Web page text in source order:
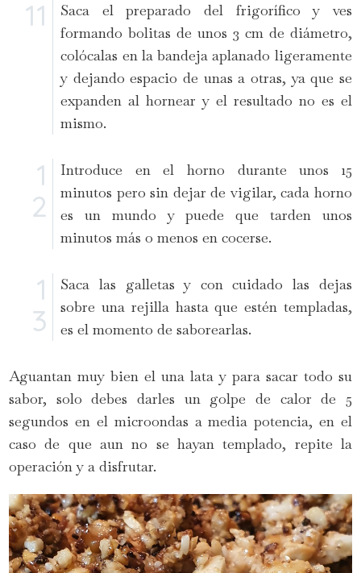
Saca el preparado del frigorífico y ves
formando bolitas de unos 3 cm de diámetro,
colócalas en la bandeja aplanado ligeramente
y dejando espacio de unas a otras, ya que se
expanden al hornear y el resultado no es el
mismo.
Introduce en el horno durante unos 15
minutos pero sin dejar de vigilar, cada horno
es un mundo y puede que tarden unos
minutos más o menos en cocerse.
Saca las galletas y con cuidado las dejas
sobre una rejilla hasta que estén templadas,
es el momento de saborearlas.
Aguantan muy bien el una lata y para sacar todo su
sabor, solo debes darles un golpe de calor de 5
segundos en el microondas a media potencia, en el
caso de que aun no se hayan templado, repite la
operación y a disfrutar.